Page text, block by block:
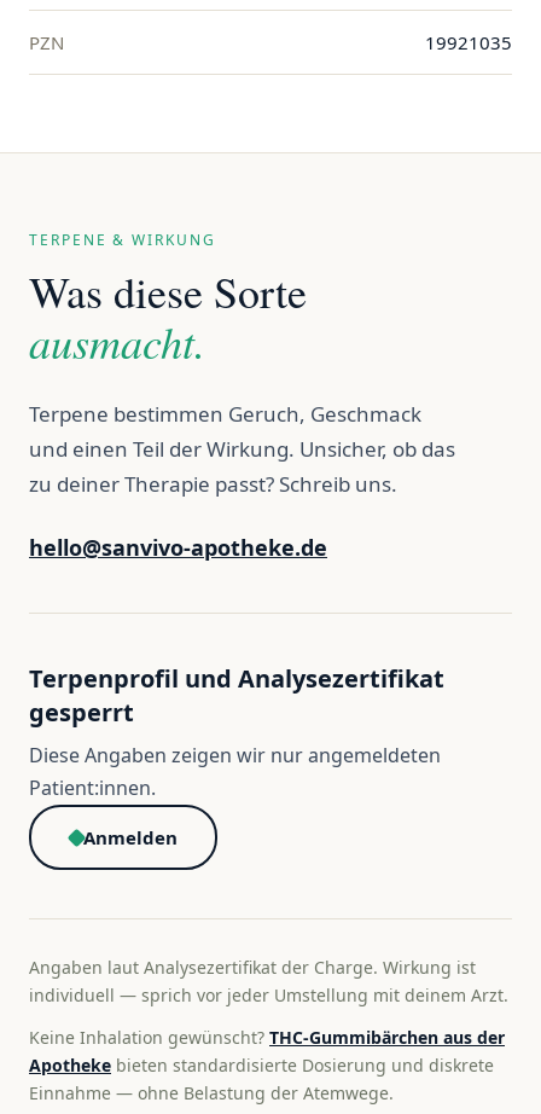
PZN 19921035
TERPENE & WIRKUNG
Was diese Sorte
ausmacht.
Terpene bestimmen Geruch, Geschmack
und einen Teil der Wirkung. Unsicher, ob das
zu deiner Therapie passt? Schreib uns.
hello@sanvivo-apotheke.de
Terpenprofil und Analysezertifikat
gesperrt
Diese Angaben zeigen wir nur angemeldeten
Patient:innen.
Anmelden
Angaben laut Analysezertifikat der Charge. Wirkung ist
individuell — sprich vor jeder Umstellung mit deinem Arzt.
Keine Inhalation gewünscht? THC-Gummibärchen aus der
Apotheke bieten standardisierte Dosierung und diskrete
Einnahme — ohne Belastung der Atemwege.